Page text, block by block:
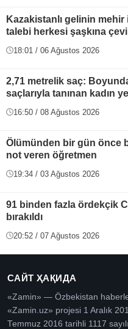
Kazakistanlı gelinin
talebi herkesi şaşkına
18:01 / 06 Ağustos 2026
2,71 metrelik saç:
saçlarıyla tanınan kadın
16:50 / 08 Ağustos 2026
Ölümünden bir gün önce
not veren öğretmen
19:34 / 03 Ağustos 2026
91 binden fazla ördekçik
bırakıldı
20:52 / 07 Ağustos 2026
САЙТ ҲАҚИДА
«Zamin» — Özbekistan
«Zamin.uz» projesi 1 Aralık
Temmuz 2016 tarihli 1117